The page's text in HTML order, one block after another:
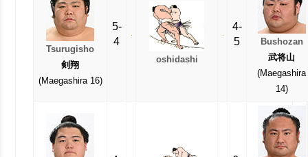
Tsurugisho
剣翔
(Maegashira 16)
5-
4
oshidashi
4-
5
Bushozan
武将山
(Maegashira
14)